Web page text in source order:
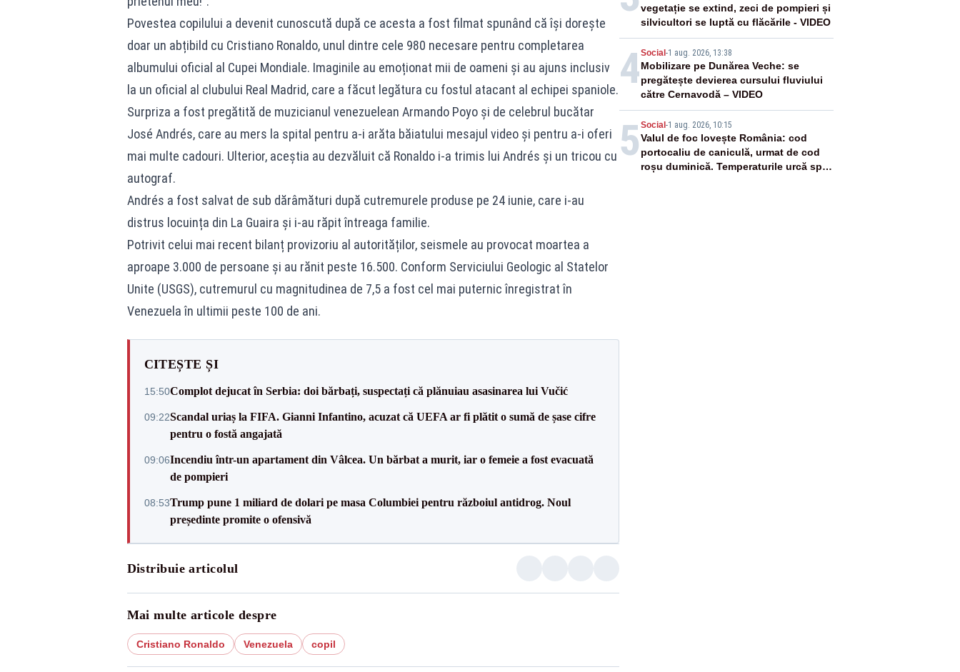
Povestea copilului a devenit cunoscută după ce acesta a fost filmat spunând că își dorește
doar un abțibild cu Cristiano Ronaldo, unul dintre cele 980 necesare pentru completarea
albumului oficial al Cupei Mondiale. Imaginile au emoționat mii de oameni și au ajuns inclusiv
la un oficial al clubului Real Madrid, care a făcut legătura cu fostul atacant al echipei spaniole.
Surpriza a fost pregătită de muzicianul venezuelean Armando Poyo și de celebrul bucătar
José Andrés, care au mers la spital pentru a-i arăta băiatului mesajul video și pentru a-i oferi
mai multe cadouri. Ulterior, aceștia au dezvăluit că Ronaldo i-a trimis lui Andrés și un tricou cu
autograf.
Andrés a fost salvat de sub dărâmături după cutremurele produse pe 24 iunie, care i-au
distrus locuința din La Guaira și i-au răpit întreaga familie.
Potrivit celui mai recent bilanț provizoriu al autorităților, seismele au provocat moartea a
aproape 3.000 de persoane și au rănit peste 16.500. Conform Serviciului Geologic al Statelor
Unite (USGS), cutremurul cu magnitudinea de 7,5 a fost cel mai puternic înregistrat în
Venezuela în ultimii peste 100 de ani.
CITEȘTE ȘI
15:50Complot dejucat în Serbia: doi bărbați, suspectați că plănuiau asasinarea lui Vučić
09:22Scandal uriaș la FIFA. Gianni Infantino, acuzat că UEFA ar fi plătit o sumă de șase cifre
pentru o fostă angajată
09:06Incendiu într-un apartament din Vâlcea. Un bărbat a murit, iar o femeie a fost evacuată
de pompieri
08:53Trump pune 1 miliard de dolari pe masa Columbiei pentru războiul antidrog. Noul
președinte promite o ofensivă
Distribuie articolul
Mai multe articole despre
Cristiano Ronaldo Venezuela copil
vegetație se extind, zeci de pompieri și
silvicultori se luptă cu flăcările - VIDEO
4Social -1 aug. 2026, 13:38
Mobilizare pe Dunărea Veche: se
pregătește devierea cursului fluviului
către Cernavodă – VIDEO
5 Social -1 aug. 2026, 10:15
Valul de foc lovește România: cod
portocaliu de caniculă, urmat de cod
roșu duminică. Temperaturile urcă spre